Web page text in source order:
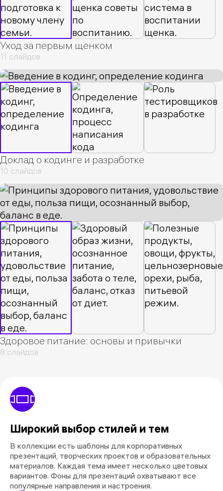
Уход за первым щенком
11 слайдов
Доклад о кодинге и разработке
10 слайдов
Здоровое питание: основы и привычки
8 слайдов
Широкий выбор стилей и тем
В коллекции есть шаблоны для корпоративных
презентаций, творческих проектов и образовательных
материалов. Каждая тема имеет несколько цветовых
вариантов. Фоны для презентаций охватывают все
популярные направления и настроения.